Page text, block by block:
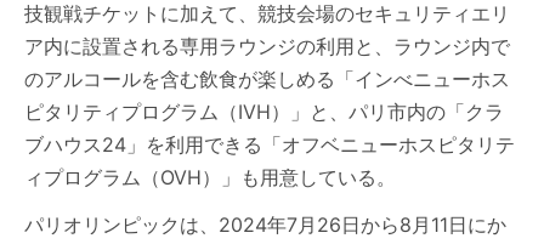
技観戦チケットに加えて、競技会場のセキュリティエリ
ア内に設置される専用ラウンジの利用と、ラウンジ内で
のアルコールを含む飲食が楽しめる「インべニューホス
ピタリティプログラム（IVH）」と、パリ市内の「クラ
ブハウス24」を利用できる「オフベニューホスピタリテ
ィプログラム（OVH）」も用意している。
パリオリンピックは、2024年7月26日から8月11日にか